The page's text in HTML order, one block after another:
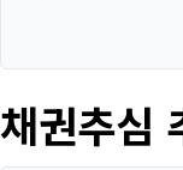
채권추심